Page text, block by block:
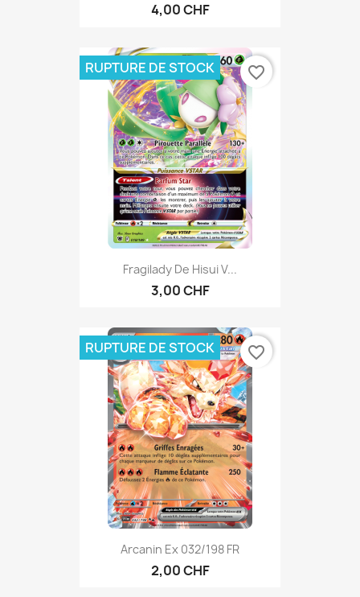
4,00 CHF
Fragilady De Hisui V...
3,00 CHF
RUPTURE DE STOCK favorite_border
Arcanin Ex 032/198 FR
2,00 CHF
RUPTURE DE STOCK favorite_border